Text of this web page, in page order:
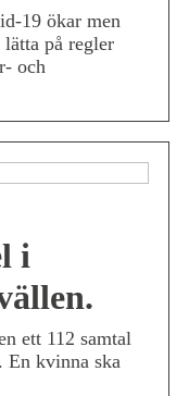
19 ökar men
på regler
och
i
ett 112 samtal
En kvinna ska